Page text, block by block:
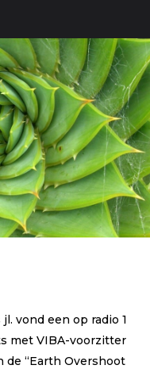
vond een op radio 1
met VIBA-voorzitter
de “Earth Overshoot